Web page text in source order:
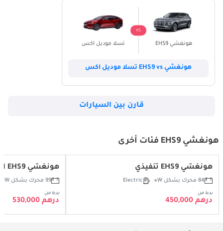
هونغشي EHS9
VS
تسلا موديل اكس
هونغشي EHS9 vs تسلا موديل اكس
قارن بين السيارات
هونغشي EHS9 فئات أخرى
هونغشي EHS9 تنفيذي
84 محرك بشكل W Electric
بدءا من
درهم 450,000
هونغشي EHS9 الرئيسية
99 محرك بشكل W
بدءا من
درهم 530,000